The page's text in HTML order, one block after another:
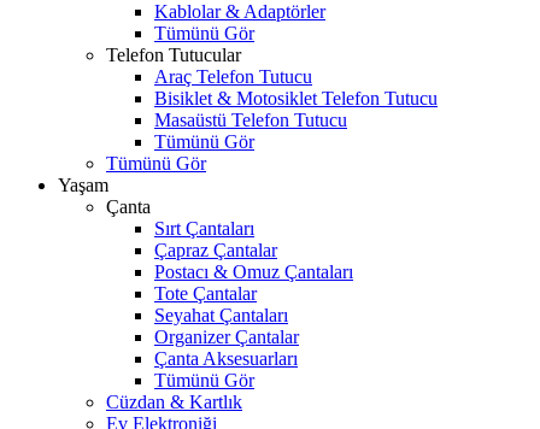
Kablolar & Adaptörler
Tümünü Gör
Telefon Tutucular
Araç Telefon Tutucu
Bisiklet & Motosiklet Telefon Tutucu
Masaüstü Telefon Tutucu
Tümünü Gör
Tümünü Gör
Yaşam
Çanta
Sırt Çantaları
Çapraz Çantalar
Postacı & Omuz Çantaları
Tote Çantalar
Seyahat Çantaları
Organizer Çantalar
Çanta Aksesuarları
Tümünü Gör
Cüzdan & Kartlık
Ev Elektroniği